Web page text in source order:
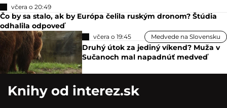
včera o 20:49
Čo by sa stalo, ak by Európa čelila ruským dronom? Štúdia
odhalila odpoveď
včera o 19:45 Medvede na Slovensku
Druhý útok za jediný víkend? Muža v
Sučanoch mal napadnúť medveď
Knihy od interez.sk